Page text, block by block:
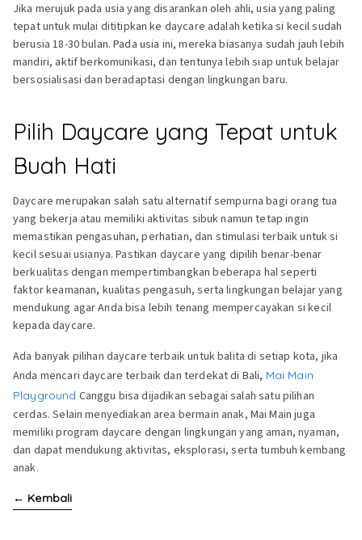
Jika merujuk pada usia yang disarankan oleh ahli, usia yang paling
tepat untuk mulai dititipkan ke daycare adalah ketika si kecil sudah
berusia 18-30 bulan. Pada usia ini, mereka biasanya sudah jauh lebih
mandiri, aktif berkomunikasi, dan tentunya lebih siap untuk belajar
bersosialisasi dan beradaptasi dengan lingkungan baru.
Pilih Daycare yang Tepat untuk
Buah Hati
Daycare merupakan salah satu alternatif sempurna bagi orang tua
yang bekerja atau memiliki aktivitas sibuk namun tetap ingin
memastikan pengasuhan, perhatian, dan stimulasi terbaik untuk si
kecil sesuai usianya. Pastikan daycare yang dipilih benar-benar
berkualitas dengan mempertimbangkan beberapa hal seperti
faktor keamanan, kualitas pengasuh, serta lingkungan belajar yang
mendukung agar Anda bisa lebih tenang mempercayakan si kecil
kepada daycare.
Ada banyak pilihan daycare terbaik untuk balita di setiap kota, jika
Anda mencari daycare terbaik dan terdekat di Bali, Mai Main
Playground Canggu bisa dijadikan sebagai salah satu pilihan
cerdas. Selain menyediakan area bermain anak, Mai Main juga
memiliki program daycare dengan lingkungan yang aman, nyaman,
dan dapat mendukung aktivitas, eksplorasi, serta tumbuh kembang
anak.
← Kembali